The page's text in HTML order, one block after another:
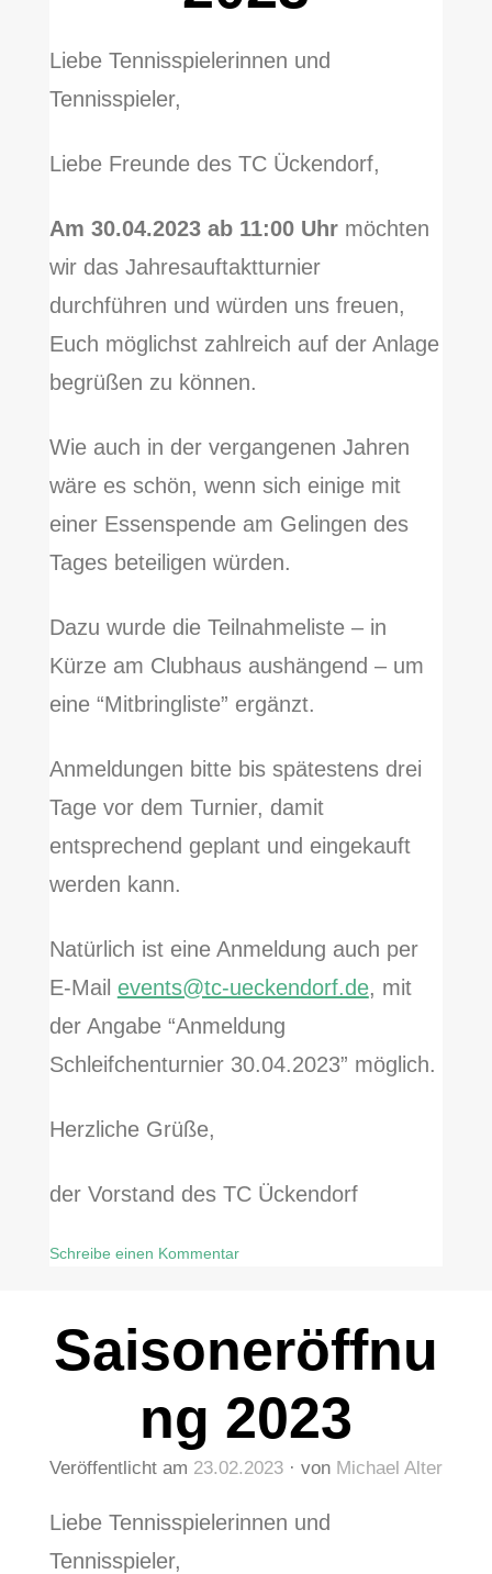
Liebe Tennisspielerinnen und
Tennisspieler,
Liebe Freunde des TC Ückendorf,
Am 30.04.2023 ab 11:00 Uhrmöchten
wir das Jahresauftaktturnier
durchführen und würden uns freuen,
Euch möglichst zahlreich auf der Anlage
begrüßen zu können.
Wie auch in der vergangenen Jahren
wäre es schön, wenn sich einige mit
einer Essenspende am Gelingen des
Tages beteiligen würden.
Dazu wurde die Teilnahmeliste – in
Kürze am Clubhaus aushängend – um
eine “Mitbringliste” ergänzt.
Anmeldungen bitte bis spätestens drei
Tage vor dem Turnier, damit
entsprechend geplant und eingekauft
werden kann.
Natürlich ist eine Anmeldung auch per
E-Mail events@tc-ueckendorf.de, mit
der Angabe “Anmeldung
Schleifchenturnier 30.04.2023” möglich.
Herzliche Grüße,
der Vorstand des TC Ückendorf
Schreibe einen Kommentar
Saisonstart
2023
Saisoneröffnu
ng 2023
Veröffentlicht am 23.02.2023 von Michael Alter
Liebe Tennisspielerinnen und
Tennisspieler,